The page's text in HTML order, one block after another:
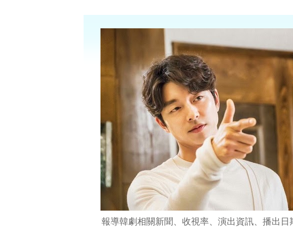
報導韓劇相關新聞、收視率、演出資訊、播出日